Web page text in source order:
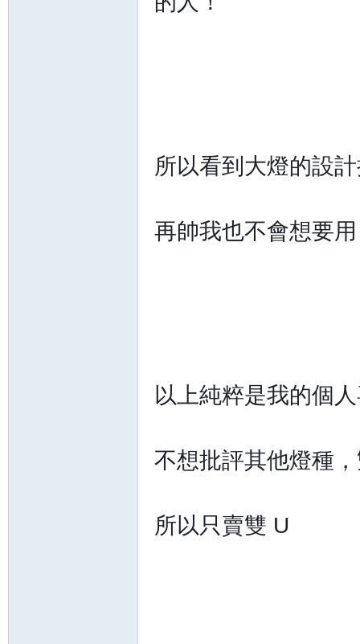
所以看到大燈的設
再帥我也不會想要用
以上純粹是我的個
不想批評其他燈種
所以只賣雙 U